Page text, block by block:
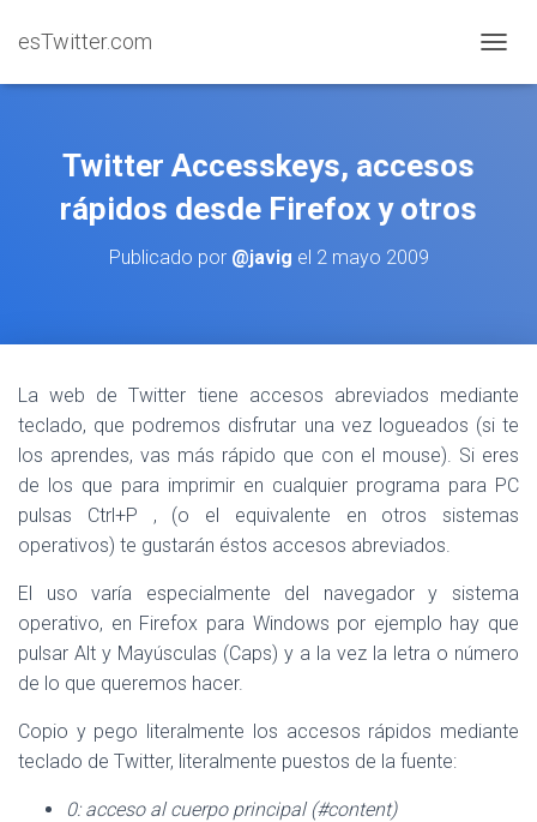
esTwitter.com
Twitter Accesskeys, accesos
rápidos desde Firefox y otros
Publicado por @javig el 2 mayo 2009
La web de Twitter tiene accesos abreviados mediante
teclado, que podremos disfrutar una vez logueados (si te
los aprendes, vas más rápido que con el mouse). Si eres
de los que para imprimir en cualquier programa para PC
pulsas Ctrl+P , (o el equivalente en otros sistemas
operativos) te gustarán éstos accesos abreviados.
El uso varía especialmente del navegador y sistema
operativo, en Firefox para Windows por ejemplo hay que
pulsar Alt y Mayúsculas (Caps) y a la vez la letra o número
de lo que queremos hacer.
Copio y pego literalmente los accesos rápidos mediante
teclado de Twitter, literalmente puestos de la fuente:
0: acceso al cuerpo principal (#content)